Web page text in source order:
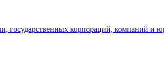
государственных корпораций, компаний и